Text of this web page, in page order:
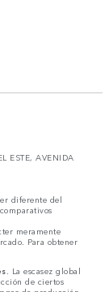
ESTE, AVENIDA
diferente del
meramente
Para obtener
La escasez global
de ciertos